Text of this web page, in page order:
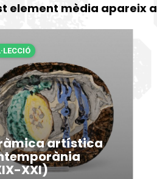
element mèdia apareix a
artística
XXI)